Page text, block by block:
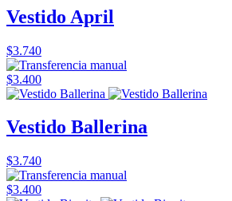
Vestido April
$3.740
$3.400
Vestido Ballerina
$3.740
$3.400